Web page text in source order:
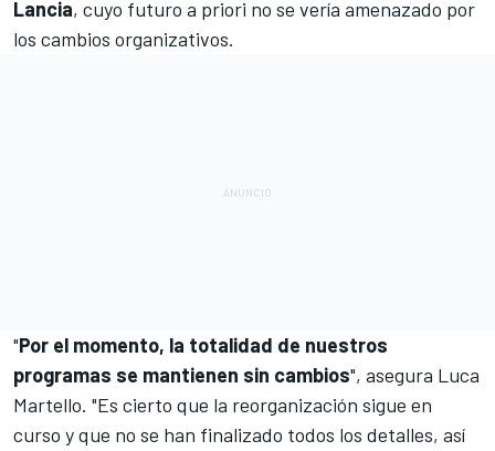
Lancia, cuyo futuro a priori no se vería amenazado por
los cambios organizativos.
"Por el momento, la totalidad de nuestros
programas se mantienen sin cambios", asegura Luca
Martello. "Es cierto que la reorganización sigue en
curso y que no se han finalizado todos los detalles, así